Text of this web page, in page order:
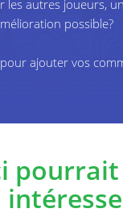
leur avis sur la
ils différemment
les autres joueurs,
possible?
pour ajouter vos